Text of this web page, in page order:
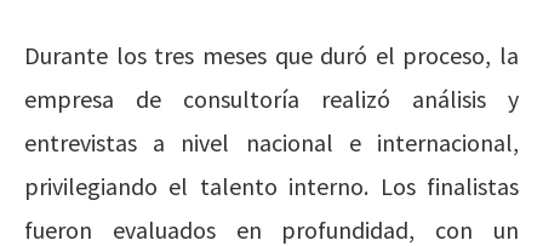
Durante los tres meses que duró el proceso, la
empresa de consultoría realizó análisis y
entrevistas a nivel nacional e internacional,
privilegiando el talento interno. Los finalistas
fueron evaluados en profundidad, con un